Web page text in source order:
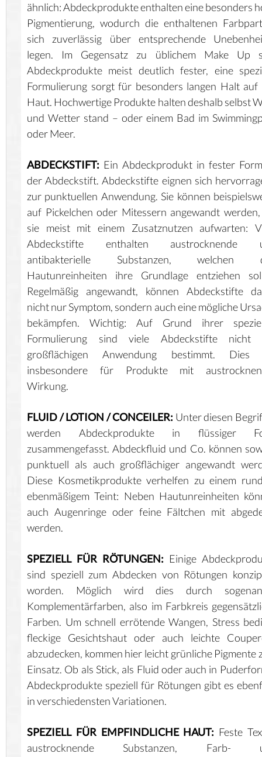
ähnlich: Abdeckprodukte enthalten eine besonders
Pigmentierung, wodurch die enthaltenen
sich zuverlässig über entsprechende
legen. Im Gegensatz zu üblichem Make Up
Abdeckprodukte meist deutlich fester, eine
Formulierung sorgt für besonders langen Halt auf
Haut. Hochwertige Produkte halten deshalb selbst
und Wetter stand – oder einem Bad im
oder Meer.
ABDECKSTIFT: Ein Abdeckprodukt in fester
der Abdeckstift. Abdeckstifte eignen sich
zur punktuellen Anwendung. Sie können
auf Pickelchen oder Mitessern angewandt
sie meist mit einem Zusatznutzen aufwarten:
Abdeckstifte enthalten austrocknende
antibakterielle Substanzen, welchen
Hautunreinheiten ihre Grundlage entziehen
Regelmäßig angewandt, können Abdeckstifte
nicht nur Symptom, sondern auch eine mögliche
bekämpfen. Wichtig: Auf Grund ihrer
Formulierung sind viele Abdeckstifte nicht
großflächigen Anwendung bestimmt. Dies
insbesondere für Produkte mit
Wirkung.
FLUID / LOTION / CONCEILER: Unter diesen
werden Abdeckprodukte in flüssiger
zusammengefasst. Abdeckfluid und Co. können
punktuell als auch großflächiger angewandt
Diese Kosmetikprodukte verhelfen zu einem
ebenmäßigem Teint: Neben Hautunreinheiten
auch Augenringe oder feine Fältchen mit
werden.
SPEZIELL FÜR RÖTUNGEN: Einige
sind speziell zum Abdecken von Rötungen
worden. Möglich wird dies durch
Komplementärfarben, also im Farbkreis
Farben. Um schnell errötende Wangen, Stress
fleckige Gesichtshaut oder auch leichte
abzudecken, kommen hier leicht grünliche Pigmente
Einsatz. Ob als Stick, als Fluid oder auch in
Abdeckprodukte speziell für Rötungen gibt es
in verschiedensten Variationen.
SPEZIELL FÜR EMPFINDLICHE HAUT: Feste
austrocknende Substanzen, Farb-